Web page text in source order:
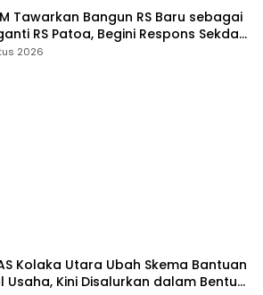
Tawarkan Bangun RS Baru sebagai
RS Patoa, Begini Respons Sekda
2026
Kolaka Utara Ubah Skema Bantuan
Usaha, Kini Disalurkan dalam Bentuk